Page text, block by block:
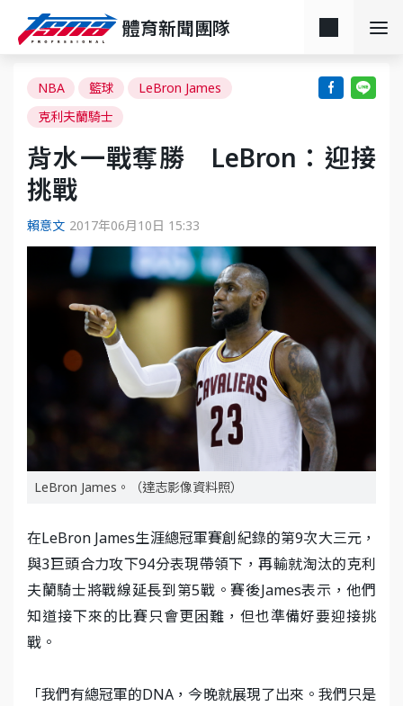
體育新聞團隊
NBA 籃球
LeBron James
克利夫蘭騎士
背水一戰奪勝 LeBron：迎接
挑戰
賴意文 2017年06月10日 15:33
LeBron James。（達志影像資料照）
在LeBron James生涯總冠軍賽創紀錄的第9次大三元，
與3巨頭合力攻下94分表現帶領下，再輸就淘汰的克利
夫蘭騎士將戰線延長到第5戰。賽後James表示，他們
知道接下來的比賽只會更困難，但也準備好要迎接挑
戰。
「我們有總冠軍的DNA，今晚就展現了出來。我們只是